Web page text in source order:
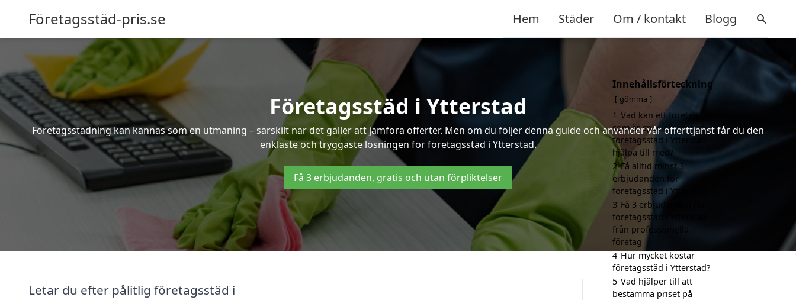
Företagsstäd-pris.se Hem Städer Om / kontakt Blogg
Företagsstäd i Ytterstad
Företagsstädning kan kännas som en utmaning – särskilt när det gäller att jämföra offerter. Men om du följer denna guide och använder vår offerttjänst får du den
enklaste och tryggaste lösningen för företagsstäd i Ytterstad.
Få 3 erbjudanden, gratis och utan förpliktelser
Letar du efter pålitlig företagsstäd i
Innehållsförteckning
gömma
1 Vad kan ett företag
som är specialiserat på
företagsstäd i Ytterstad
hjälpa till med?
2 Få alltid minst 3
erbjudanden för
företagsstäd i Ytterstad
3 Få 3 erbjudanden för
företagsstäd i Ytterstad
från professionella
företag
4 Hur mycket kostar
företagsstäd i Ytterstad?
5 Vad hjälper till att
bestämma priset på